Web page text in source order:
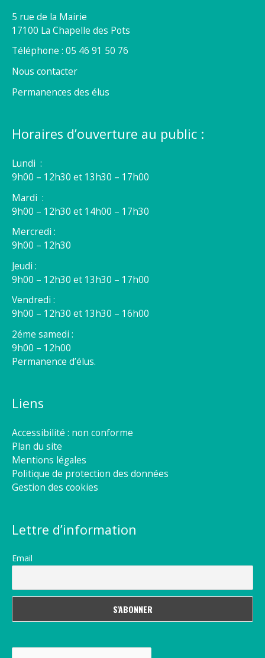
5 rue de la Mairie
17100 La Chapelle des Pots
Téléphone : 05 46 91 50 76
Nous contacter
Permanences des élus
Horaires d’ouverture au public :
Lundi :
9h00 – 12h30 et 13h30 – 17h00
Mardi :
9h00 – 12h30 et 14h00 – 17h30
Mercredi :
9h00 – 12h30
Jeudi :
9h00 – 12h30 et 13h30 – 17h00
Vendredi :
9h00 – 12h30 et 13h30 – 16h00
2éme samedi :
9h00 – 12h00
Permanence d’élus.
Liens
Accessibilité : non conforme
Plan du site
Mentions légales
Politique de protection des données
Gestion des cookies
Lettre d’information
Email